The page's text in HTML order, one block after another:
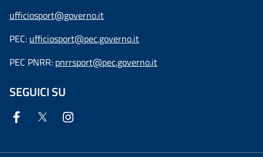
ufficiosport@governo.it
PEC: ufficiosport@pec.governo.it
PEC PNRR: pnrrsport@pec.governo.it
SEGUICI SU